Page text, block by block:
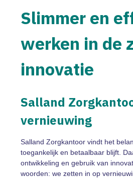
Slimmer en
werken in de
innovatie
Salland
vernieuwing
Salland Zorgkantoor vindt het
toegankelijk en betaalbaar blijft.
ontwikkeling en gebruik van
woorden: we zetten in op